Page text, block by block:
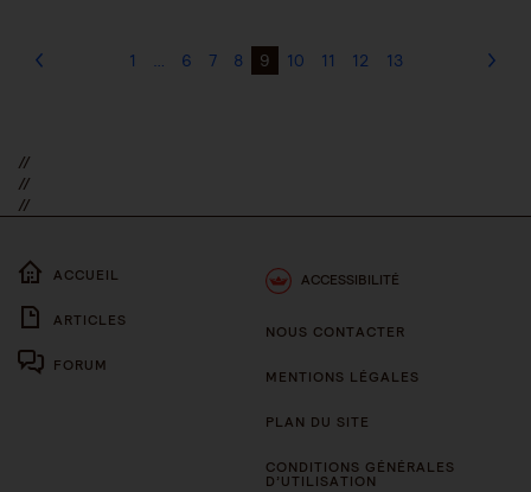
1 … 6 7 8 9 10 11 12 13
//
//
//
ACCUEIL
ARTICLES
FORUM
ACCESSIBILITÉ
NOUS CONTACTER
MENTIONS LÉGALES
PLAN DU SITE
CONDITIONS GÉNÉRALES
D’UTILISATION